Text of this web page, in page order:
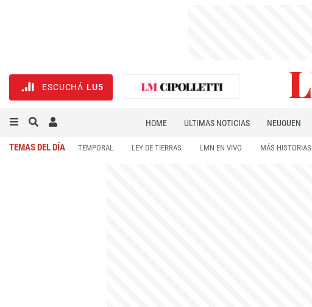
ESCUCHÁ LU5
HOME ÚLTIMAS NOTICIAS NEUQUÉN
TEMAS DEL DÍA TEMPORAL LEY DE TIERRAS LMN EN VIVO MÁS HISTORIAS